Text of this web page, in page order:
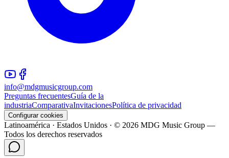
info@mdgmusicgroup.com
Preguntas frecuentesGuía de la
industriaComparativaInvitacionesPolítica de privacidad
Configurar cookies
Latinoamérica · Estados Unidos · © 2026 MDG Music Group —
Todos los derechos reservados